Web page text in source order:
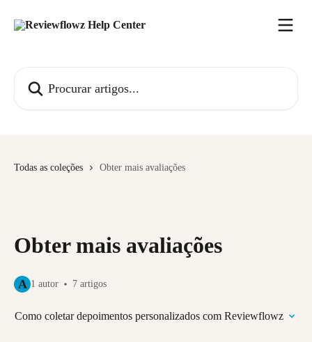
Todas as coleções Obter mais avaliações
Obter mais avaliações
A 1 autor 7 artigos
Como coletar depoimentos personalizados com Reviewflowz